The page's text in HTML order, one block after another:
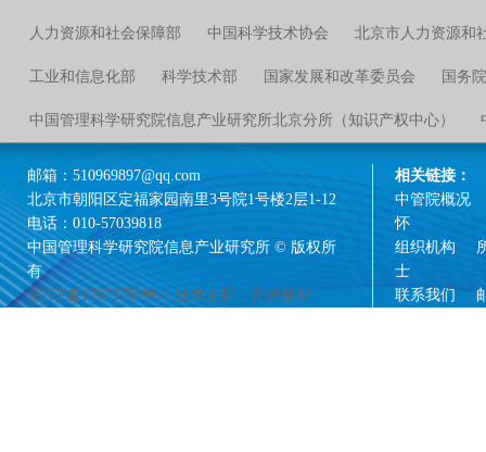
人力资源和社会保障部 中国科学技术协会 北京市人力资源和
工业和信息化部 科学技术部 国家发展和改革委员会 国务
中国管理科学研究院信息产业研究所北京分所（知识产权中心）
邮箱：510969897@qq.com
北京市朝阳区定福家园南里3号院1号楼2层1-12
电话：010-57039818
中国管理科学研究院信息产业研究所 © 版权所
有
京ICP备17023758号-1 技术支持：先锋创易
相关链接：
中管院概况
怀
组织机构
士
联系我们